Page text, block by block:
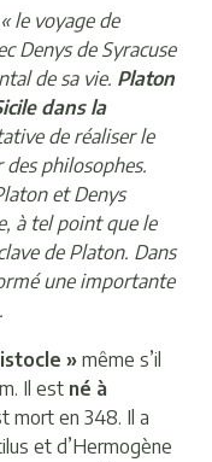
« le voyage de
Denys de Syracuse
de sa vie. Platon
dans la
de réaliser le
philosophes.
et Denys
à tel point que le
de Platon. Dans
une importante
» même s’il
Il est né à
mort en 348. Il a
et d’Hermogène